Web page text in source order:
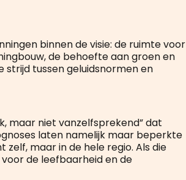
binnen de visie: de ruimte voor
de behoefte aan groen en
tussen geluidsnormen en
maar niet vanzelfsprekend” dat
laten namelijk maar beperkte
maar in de hele regio. Als die
de leefbaarheid en de